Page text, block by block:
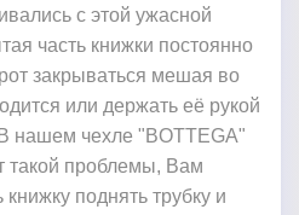
с этой ужасной
часть книжки постоянно
закрываться мешая во
или держать её рукой
нашем чехле "BOTTEGA"
такой проблемы, Вам
поднять трубку и